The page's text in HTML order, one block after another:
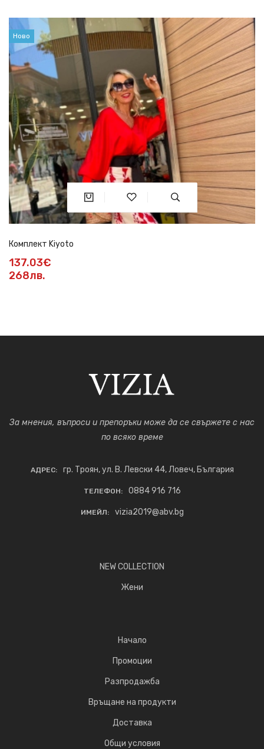
Ново
Комплект Kiyoto
137.03€
268лв.
За мнения, въпроси и препоръки може да се свържете с нас
по всяко време
АДРЕС: гр. Троян, ул. В. Левски 44, Ловеч, България
ТЕЛЕФОН: 0884 916 716
ИМЕЙЛ: vizia2019@abv.bg
NEW COLLECTION
Жени
Начало
Промоции
Разпродажба
Връщане на продукти
Доставка
Общи условия